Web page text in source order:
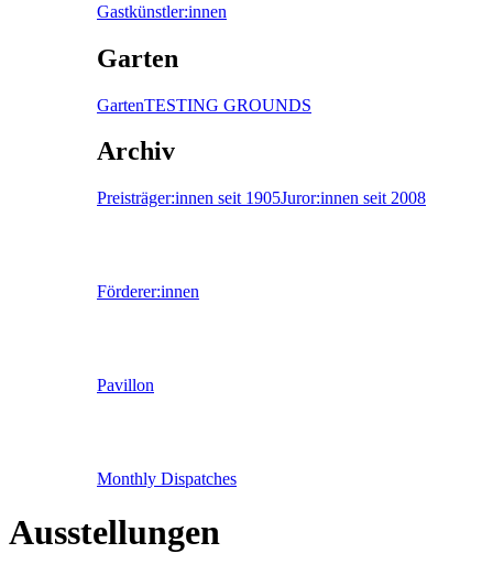
Gastkünstler:innen
Garten
GartenTESTING GROUNDS
Archiv
Preisträger:innen seit 1905Juror:innen seit 2008
Förderer:innen
Pavillon
Monthly Dispatches
Ausstellungen